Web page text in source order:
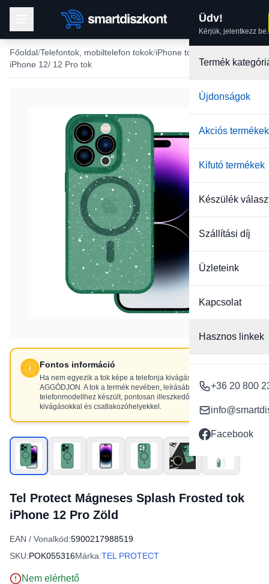
Üdv!
Kérjük, jelentkezz be.
Termék
Újdonságok
Akciós termékek
Kifutó termékek
Készülék
Szállítási díj
Üzleteink
Kapcsolat
Hasznos linkek
+36 20 800
Facebook
Főoldal Telefontok, mobiltelefon tokok iPhone tokok
iPhone 12/ 12 Pro tok
Fontos információ
Ha nem egyezik a tok képe a telefonja kivágásaival, NE
AGGÓDJON. A tok a termék nevében, leírásában szereplő
telefonmodellhez készült, pontosan illeszkedő
kivágásokkal és csatlakozóhelyekkel.
Tel Protect Mágneses Splash Frosted tok
iPhone 12 Pro Zöld
EAN / Vonalkód:5900217988519
SKU:POK055316Márka:TEL PROTECT
Nem elérhető